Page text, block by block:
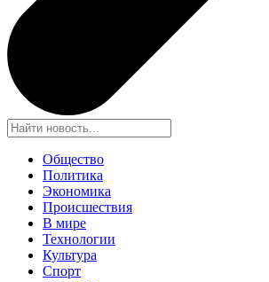
Общество
Политика
Экономика
Происшествия
В мире
Технологии
Культура
Спорт